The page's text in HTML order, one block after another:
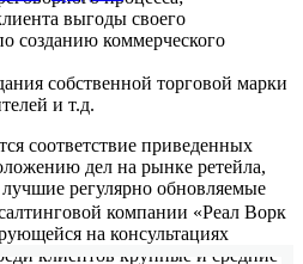
выгоды своего
созданию коммерческого
собственной торговой марки
и т.д.
соответствие приведенных
дел на рынке ретейла,
регулярно обновляемые
компании «Реал Ворк
на консультациях
клиентов крупные и средние